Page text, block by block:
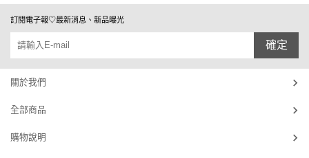
訂閱電子報♡最新消息、新品曝光
確定
關於我們
全部商品
購物說明